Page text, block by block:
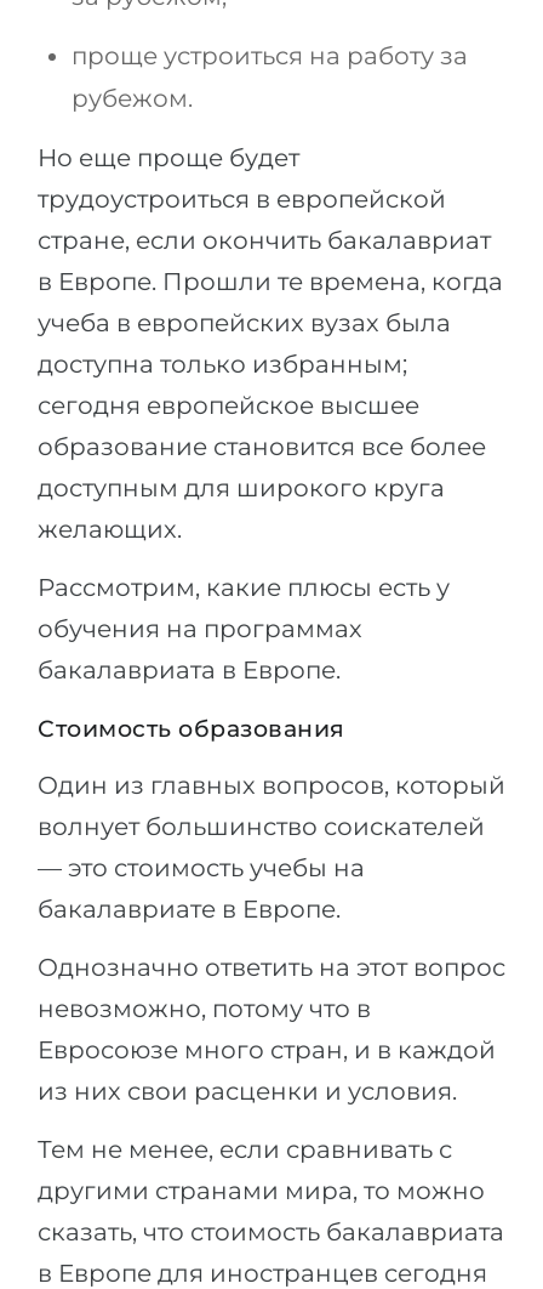
проще устроиться на работу за
рубежом.
Но еще проще будет
трудоустроиться в европейской
стране, если окончить бакалавриат
в Европе. Прошли те времена, когда
учеба в европейских вузах была
доступна только избранным;
сегодня европейское высшее
образование становится все более
доступным для широкого круга
желающих.
Рассмотрим, какие плюсы есть у
обучения на программах
бакалавриата в Европе.
Стоимость образования
Один из главных вопросов, который
волнует большинство соискателей
— это стоимость учебы на
бакалавриате в Европе.
Однозначно ответить на этот вопрос
невозможно, потому что в
Евросоюзе много стран, и в каждой
из них свои расценки и условия.
Тем не менее, если сравнивать с
другими странами мира, то можно
сказать, что стоимость бакалавриата
в Европе для иностранцев сегодня